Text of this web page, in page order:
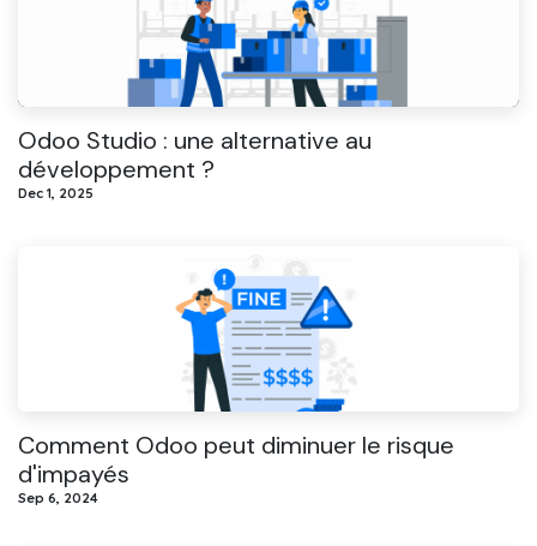
Odoo Studio : une alternative au
développement ?
Dec 1, 2025
Comment Odoo peut diminuer le risque
d'impayés
Sep 6, 2024